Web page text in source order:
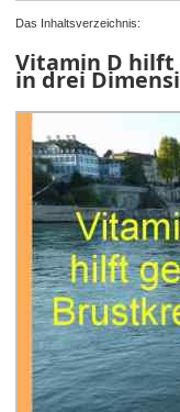
Das Inhaltsverzeichnis:
Vitamin D hilft
in drei